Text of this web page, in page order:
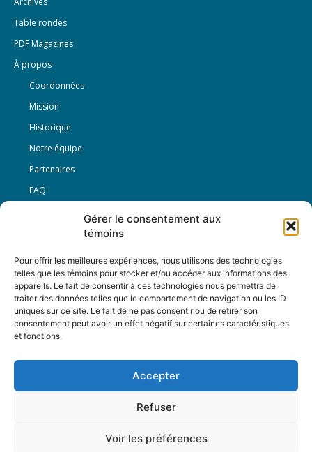
Gérer le consentement aux
témoins
Pour offrir les meilleures expériences, nous utilisons des technologies
telles que les témoins pour stocker et/ou accéder aux informations des
appareils. Le fait de consentir à ces technologies nous permettra de
traiter des données telles que le comportement de navigation ou les ID
uniques sur ce site. Le fait de ne pas consentir ou de retirer son
consentement peut avoir un effet négatif sur certaines caractéristiques
et fonctions.
Accepter
Refuser
Voir les préférences
Table rondes
PDF Magazines
À propos
Coordonnées
Mission
Historique
Notre équipe
Partenaires
FAQ
Conditions générales
Nous Suivre
Contactez-nous :
12-3894 rue Sainte-Catherine Est,